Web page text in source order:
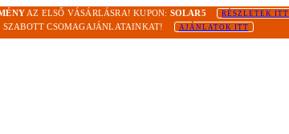
AZ ELSŐ VÁSÁRLÁSRA! KUPON: SOLAR5 RÉSZLETEK ITT
CSOMAGAJÁNLATAINKAT! AJÁNLATOK ITT